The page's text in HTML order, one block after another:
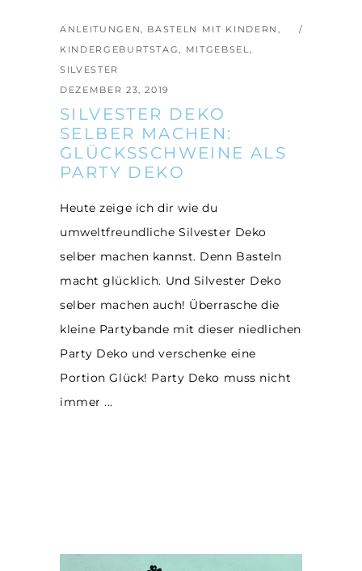
ANLEITUNGEN, BASTELN MIT KINDERN ,
KINDERGEBURTSTAG, MITGEBSEL,
SILVESTER
DEZEMBER 23, 2019
SILVESTER DEKO
SELBER MACHEN:
GLÜCKSSCHWEINE ALS
PARTY DEKO
Heute zeige ich dir wie du
umweltfreundliche Silvester Deko
selber machen kannst. Denn Basteln
macht glücklich. Und Silvester Deko
selber machen auch! Überrasche die
kleine Partybande mit dieser niedlichen
Party Deko und verschenke eine
Portion Glück! Party Deko muss nicht
immer